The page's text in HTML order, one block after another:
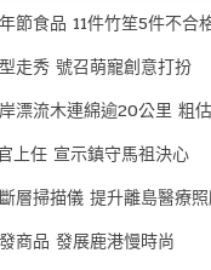
節食品 11件竹笙5件不合
走秀 號召萌寵創意打扮
漂流木連綿逾20公里 粗
上任 宣示鎮守馬祖決心
層掃描儀 提升離島醫療
商品 發展鹿港慢時尚